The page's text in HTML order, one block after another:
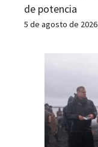
de potencia
5 de agosto de 2026